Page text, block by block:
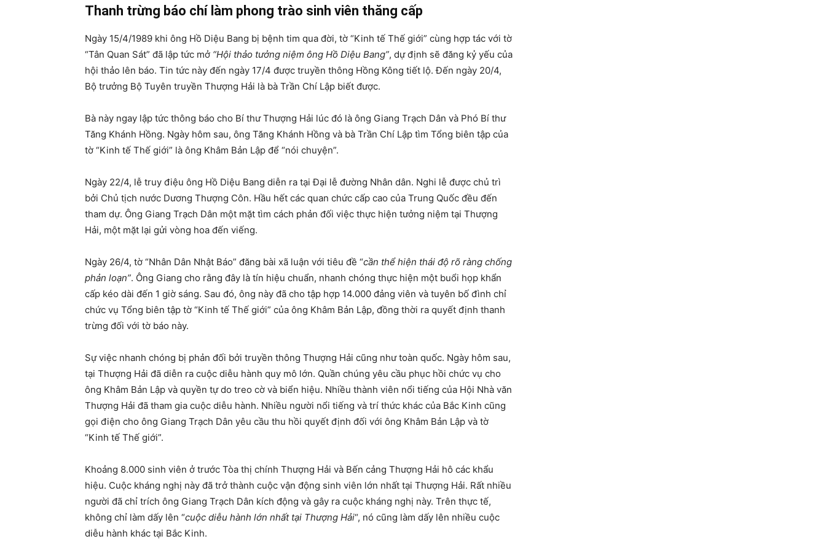
Thanh trừng báo chí làm phong trào sinh viên thăng cấp
Ngày 15/4/1989 khi ông Hồ Diệu Bang bị bệnh tim qua đời, tờ “Kinh tế Thế giới” cùng hợp tác với tờ
“Tân Quan Sát” đã lập tức mở “Hội thảo tưởng niệm ông Hồ Diệu Bang”, dự định sẽ đăng kỷ yếu của
hội thảo lên báo. Tin tức này đến ngày 17/4 được truyền thông Hồng Kông tiết lộ. Đến ngày 20/4,
Bộ trưởng Bộ Tuyên truyền Thượng Hải là bà Trần Chí Lập biết được.
Bà này ngay lập tức thông báo cho Bí thư Thượng Hải lúc đó là ông Giang Trạch Dân và Phó Bí thư
Tăng Khánh Hồng. Ngày hôm sau, ông Tăng Khánh Hồng và bà Trần Chí Lập tìm Tổng biên tập của
tờ “Kinh tế Thế giới” là ông Khâm Bản Lập để “nói chuyện”.
Ngày 22/4, lễ truy điệu ông Hồ Diệu Bang diễn ra tại Đại lễ đường Nhân dân. Nghi lễ được chủ trì
bởi Chủ tịch nước Dương Thượng Côn. Hầu hết các quan chức cấp cao của Trung Quốc đều đến
tham dự. Ông Giang Trạch Dân một mặt tìm cách phản đối việc thực hiện tưởng niệm tại Thượng
Hải, một mặt lại gửi vòng hoa đến viếng.
Ngày 26/4, tờ “Nhân Dân Nhật Báo” đăng bài xã luận với tiêu đề “cần thể hiện thái độ rõ ràng chống
phản loạn”. Ông Giang cho rằng đây là tín hiệu chuẩn, nhanh chóng thực hiện một buổi họp khẩn
cấp kéo dài đến 1 giờ sáng. Sau đó, ông này đã cho tập hợp 14.000 đảng viên và tuyên bố đình chỉ
chức vụ Tổng biên tập tờ “Kinh tế Thế giới” của ông Khâm Bản Lập, đồng thời ra quyết định thanh
trừng đối với tờ báo này.
Sự việc nhanh chóng bị phản đối bởi truyền thông Thượng Hải cũng như toàn quốc. Ngày hôm sau,
tại Thượng Hải đã diễn ra cuộc diễu hành quy mô lớn. Quần chúng yêu cầu phục hồi chức vụ cho
ông Khâm Bản Lập và quyền tự do treo cờ và biển hiệu. Nhiều thành viên nổi tiếng của Hội Nhà văn
Thượng Hải đã tham gia cuộc diễu hành. Nhiều người nổi tiếng và trí thức khác của Bắc Kinh cũng
gọi điện cho ông Giang Trạch Dân yêu cầu thu hồi quyết định đối với ông Khâm Bản Lập và tờ
“Kinh tế Thế giới”.
Khoảng 8.000 sinh viên ở trước Tòa thị chính Thượng Hải và Bến cảng Thượng Hải hô các khẩu
hiệu. Cuộc kháng nghị này đã trở thành cuộc vận động sinh viên lớn nhất tại Thượng Hải. Rất nhiều
người đã chỉ trích ông Giang Trạch Dân kích động và gây ra cuộc kháng nghị này. Trên thực tế,
không chỉ làm dấy lên “cuộc diễu hành lớn nhất tại Thượng Hải“, nó cũng làm dấy lên nhiều cuộc
diễu hành khác tại Bắc Kinh.